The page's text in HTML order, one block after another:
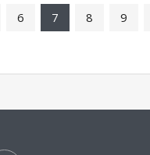
6 7 8 9